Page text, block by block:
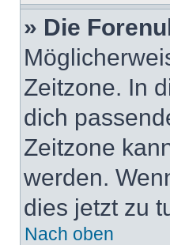
» Die
Zeitzone. In
dich
Zeitzone
werden.
dies jetzt zu
Nach oben